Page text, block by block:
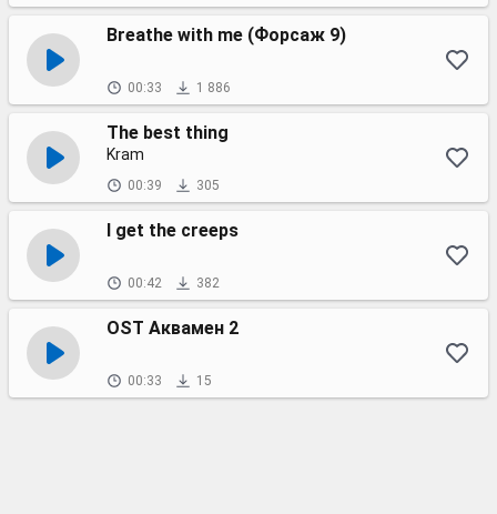
Breathe with me (Форсаж 9)
00:33 1 886
The best thing
Kram
00:39 305
I get the creeps
00:42 382
OST Аквамен 2
00:33 15